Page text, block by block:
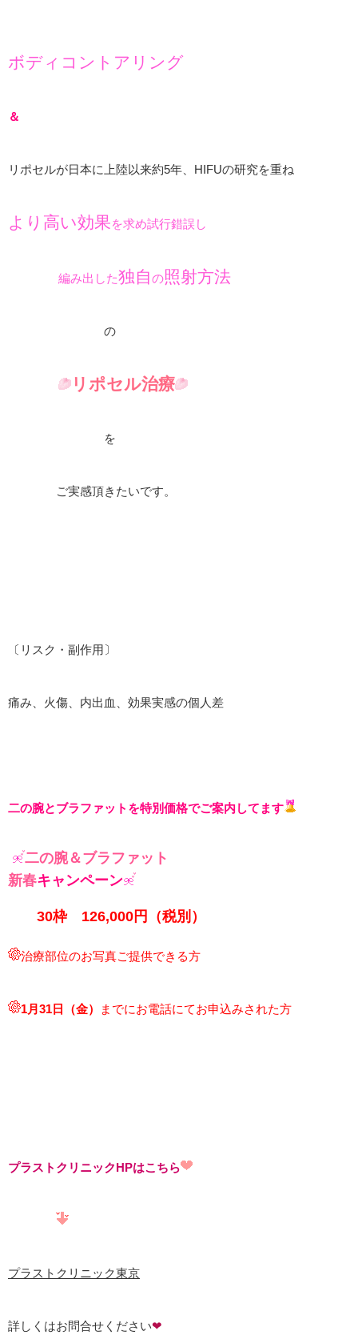
ボディコントアリング
＆
リポセルが日本に上陸以来約5年、HIFUの研究を重ね
より高い効果を求め試行錯誤し
編み出した独自の照射方法
の
リポセル治療
を
ご実感頂きたいです。
〔リスク・副作用〕
痛み、火傷、内出血、効果実感の個人差
二の腕とブラファットを特別価格でご案内してます
二の腕＆ブラファット
新春キャンペーン
30枠 126,000円（税別）
治療部位のお写真ご提供できる方
1月31 日（金） までにお電話にてお申込みされた方
プラストクリニックHPはこちら
プラストクリニック東京
詳しくはお問合せください❤